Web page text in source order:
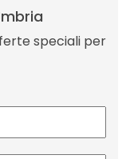
speciali per